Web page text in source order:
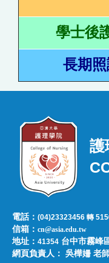
學士後
長期
護
電話：(04)23323456 轉
信箱：cn@asia.edu.tw
地址：41354 台中市霧峰
網頁負責人：​​​ ​吳樺姍 老